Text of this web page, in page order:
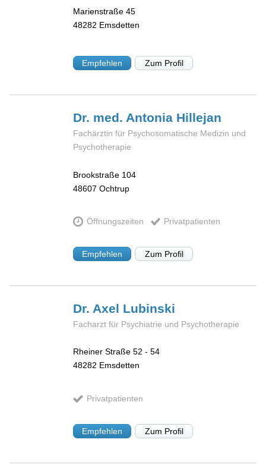
Marienstraße 45
48282 Emsdetten
Empfehlen Zum Profil
Dr. med. Antonia Hillejan
Fachärztin für Psychosomatische Medizin und
Psychotherapie
Brookstraße 104
48607 Ochtrup
Öffnungszeiten Privatpatienten
Empfehlen Zum Profil
Dr. Axel Lubinski
Facharzt für Psychiatrie und Psychotherapie
Rheiner Straße 52 - 54
48282 Emsdetten
Privatpatienten
Empfehlen Zum Profil